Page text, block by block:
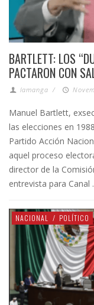
BARTLETT: LOS
PACTARON CON
lamanga /
Manuel Bartlett,
las elecciones en
Partido Acción
aquel proceso
director de la
entrevista para Canal
NACIONAL / POLÍTICO